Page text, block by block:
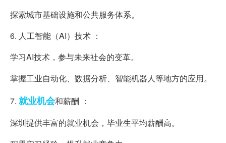
探索城市基础设施和公共服务体系。
6. 人工智能（AI）技术 ：
学习AI技术，参与未来社会的变革。
掌握工业自动化、数据分析、智能机器人等地方的应用。
7. 就业机会和薪酬 ：
深圳提供丰富的就业机会，毕业生平均薪酬高。